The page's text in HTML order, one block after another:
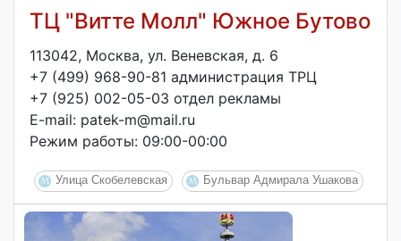
ТЦ "Витте Молл" Южное Бутово
113042, Москва, ул. Веневская, д. 6
+7 (499) 968-90-81 администрация ТРЦ
+7 (925) 002-05-03 отдел рекламы
E-mail: patek-m@mail.ru
Режим работы: 09:00-00:00
Улица Скобелевская Бульвар Адмирала Ушакова